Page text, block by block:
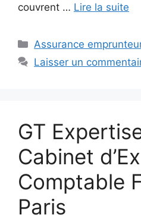
couvrent … Lire la suite
Catégories
Assurance
Laisser un
GT
Cabinet
Comptable
Paris